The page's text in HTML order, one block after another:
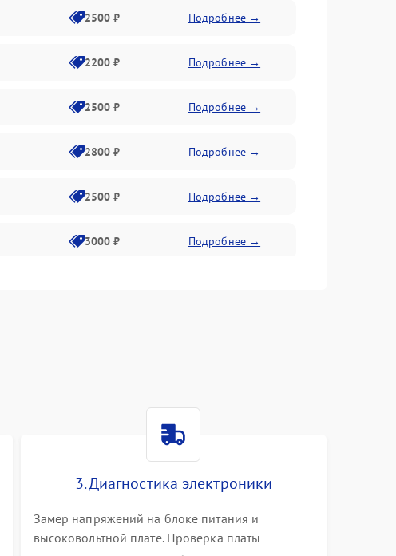
2500 ₽ Подробнее →
2200 ₽ Подробнее →
2500 ₽ Подробнее →
2800 ₽ Подробнее →
2500 ₽ Подробнее →
3000 ₽ Подробнее →
3. Диагностика электроники
Замер напряжений на блоке питания и
высоковольтной плате. Проверка платы